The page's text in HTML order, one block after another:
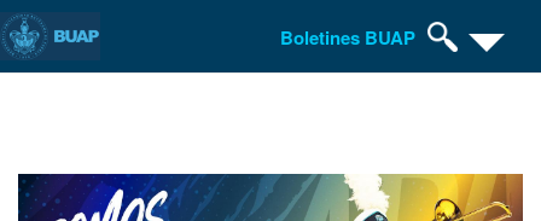
Boletines BUAP